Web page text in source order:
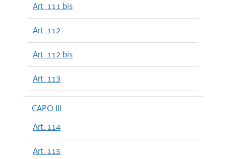
Art. 111 bis
Art. 112
Art. 112 bis
Art. 113
CAPO III
Art. 114
Art. 115